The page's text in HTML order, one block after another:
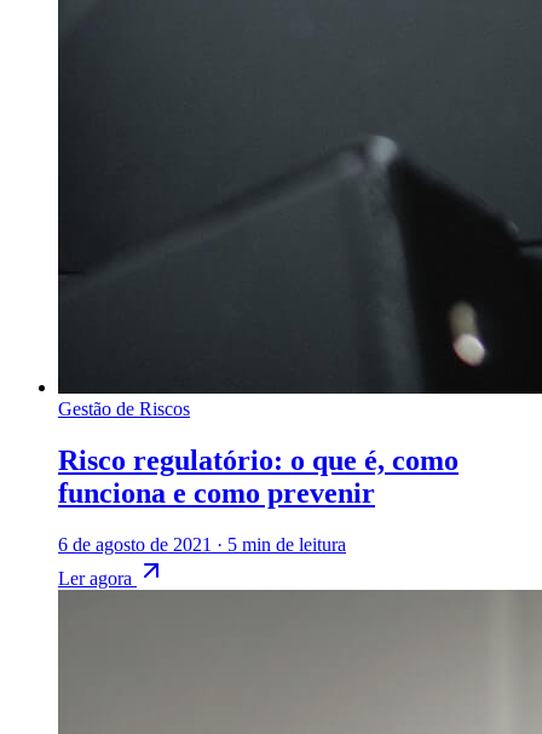
Gestão de Riscos
Risco regulatório: o que é, como
funciona e como prevenir
6 de agosto de 2021 · 5 min de leitura
Ler agora